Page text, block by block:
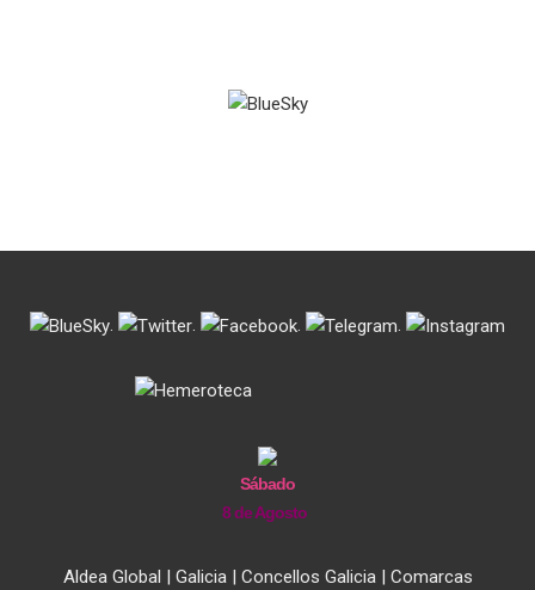
. . . .
Sábado
8 de Agosto
Aldea Global Galicia| Concellos Galicia| Comarcas